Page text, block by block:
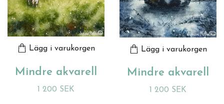
Lägg i varukorgen
Mindre akvarell
1 200 SEK
Lägg i varukorgen
Mindre akvarell
1 200 SEK